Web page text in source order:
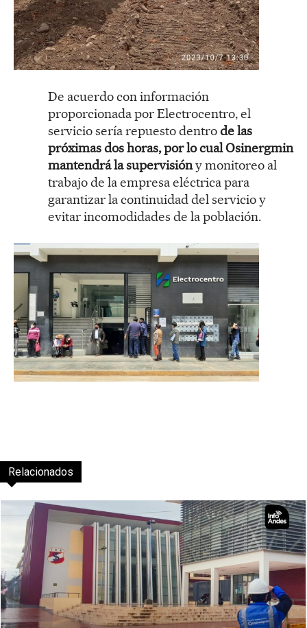
De acuerdo con información
proporcionada por Electrocentro, el
servicio sería repuesto dentrode las
próximas dos horas, por lo cual Osinergmin
mantendrá la supervisióny monitoreo al
trabajo de la empresa eléctrica para
garantizar la continuidad del servicio y
evitar incomodidades de la población.
Relacionados